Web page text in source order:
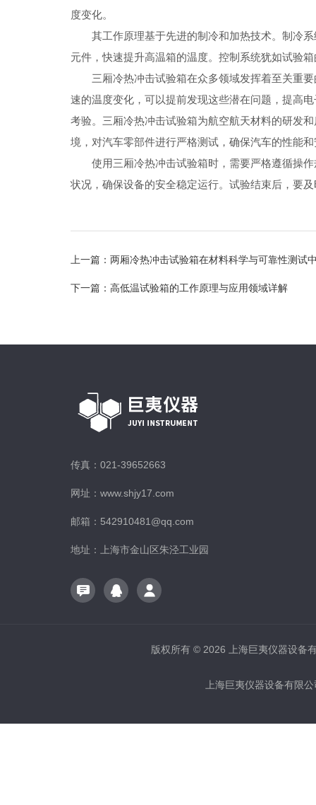
度变化。
其工作原理基于先进的制冷和加热技术。制冷系
元件，快速提升高温箱的温度。控制系统犹如试验
三厢冷热冲击试验箱在众多领域发挥着至关重要
速的温度变化，可以提前发现这些潜在问题，提高
考验。三厢冷热冲击试验箱为航空航天材料的研发
境，对汽车零部件进行严格测试，确保汽车的性能
使用三厢冷热冲击试验箱时，需要严格遵循操作
状况，确保设备的安全稳定运行。试验结束后，要
上一篇： 两厢冷热冲击试验箱在材料科学与可靠性测试
下一篇： 高低温试验箱的工作原理与应用领域详解
传真：021-39652663
网址：www.shjy17.com
邮箱：542910481@qq.com
地址：上海市金山区朱泾工业园
版权所有 © 2026 上海巨夷仪器设
上海巨夷仪器设备有限